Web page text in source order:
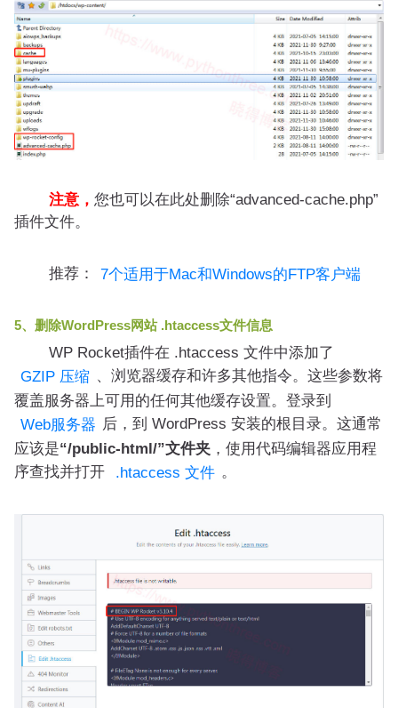
注意， 您也可以在此处删除“advanced-cache.php”
插件文件。
推荐： 7个适用于Mac和Windows的FTP客户端
5、删除WordPress网站 .htaccess文件信息
WP Rocket插件在 .htaccess 文件中添加了
GZIP 压缩 、浏览器缓存和许多其他指令。这些参数将
覆盖服务器上可用的任何其他缓存设置。登录到
Web服务器 后，到 WordPress 安装的根目录。这通常
应该是“/public-html/”文件夹 ，使用代码编辑器应用程
序查找并打开
.htaccess 文件 。